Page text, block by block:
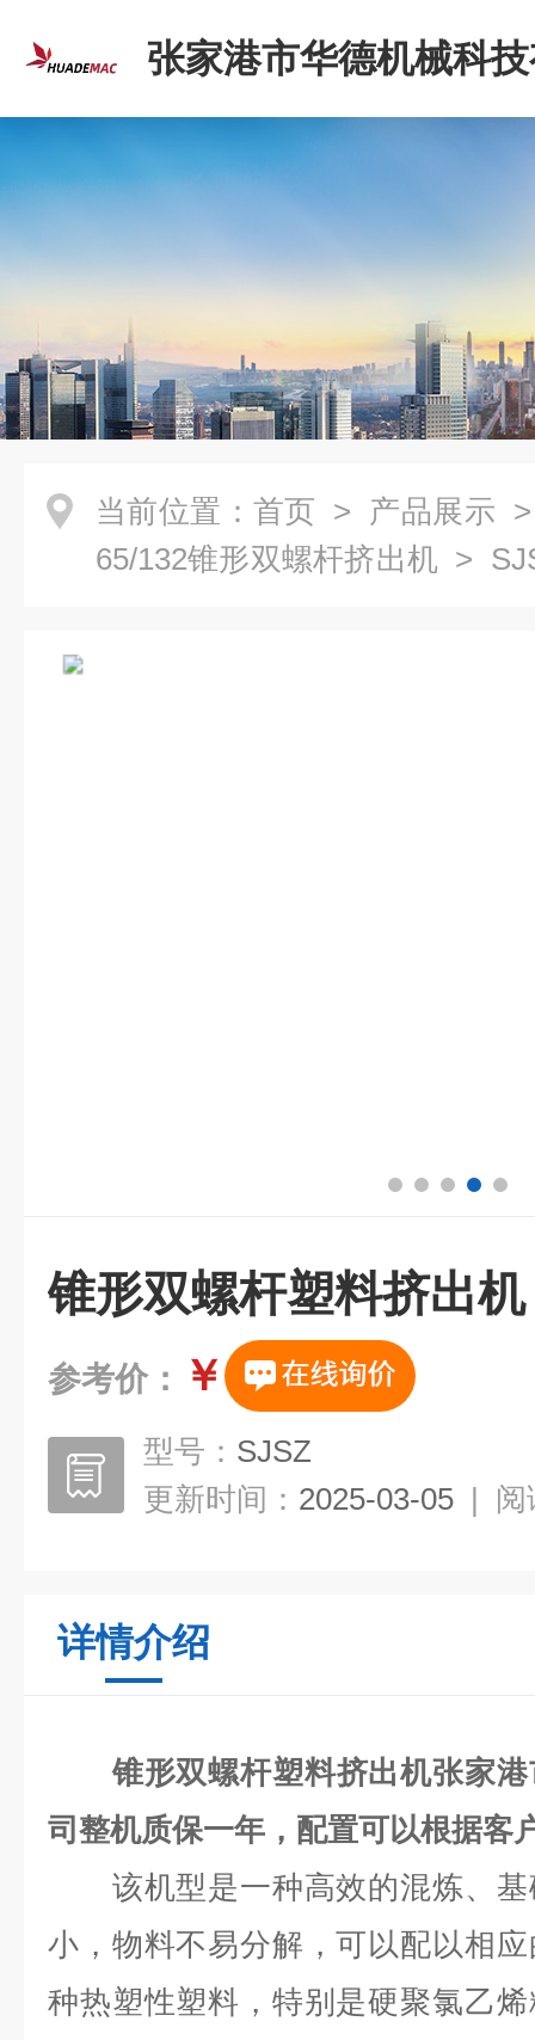
张家港市华德机械科
司
当前位置： 首页 > 产品展示
65/132锥形双螺杆挤出机 >
锥形双螺杆塑料挤出机
参考价： ￥
型号： SJSZ
更新时间： 2025-03-05 | 阅
详情介绍
锥形双螺杆塑料挤出机张家
司整机质保一年，配置可以根据客
该机型是一种高效的混炼、基
小，物料不易分解，可以配以相
种热塑性塑料，特别是硬聚氯乙